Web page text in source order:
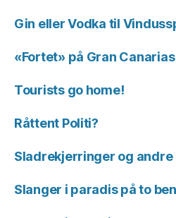
Gin eller Vodka til
«Fortet» på Gran
Tourists go home!
Råttent Politi?
Sladrekjerringer og
Slanger i paradis på to ben